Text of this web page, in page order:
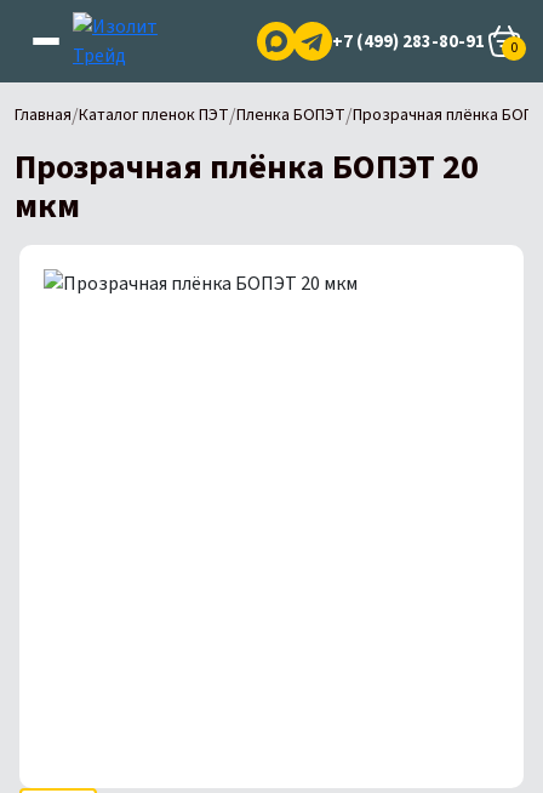
+7 (499) 283-80-91 0
Главная/Каталог пленок ПЭТ/Пленка БОПЭТ/Прозрачная плёнка
Прозрачная плёнка БОПЭТ 20
мкм